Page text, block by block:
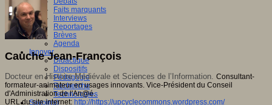
Faits marquants
Interviews
Reportages
Brèves
Agenda
Innover
Didactique
Dispositifs
Pédagogie
Recherche
Technologies
Savoir(s)
Cauche Jean-François
Docteur en Histoire Médiévale et Sciences de l’Information. Consultant-
formateur-animateur en usages innovants. Vice-Président du Conseil
d'Administration de l'An@é.
URL du site internet: http://https://upcyclecommons.wordpress.com/